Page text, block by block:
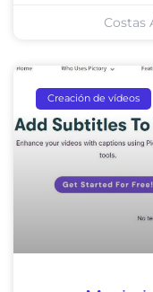
Costas
Creación de vídeos